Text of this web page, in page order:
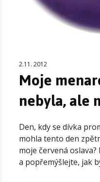
2.11. 2012
Moje
nebyla, ale
Den, kdy se dívka
mohla tento den
moje červená
a popřemýšlejte, jak